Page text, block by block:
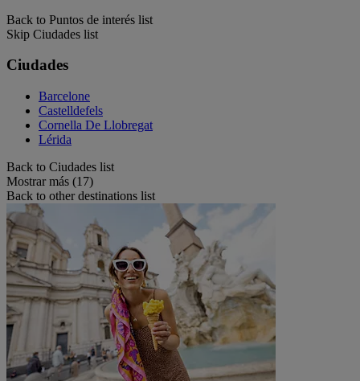
Back to Puntos de interés list
Skip Ciudades list
Ciudades
Barcelone
Castelldefels
Cornella De Llobregat
Lérida
Back to Ciudades list
Mostrar más (17)
Back to other destinations list